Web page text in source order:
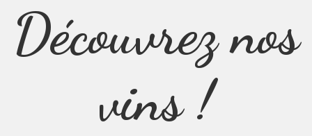
Découvrez nos
vins !